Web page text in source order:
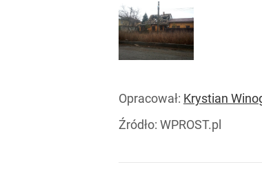
Opracował: Krystian
Źródło: WPROST.pl